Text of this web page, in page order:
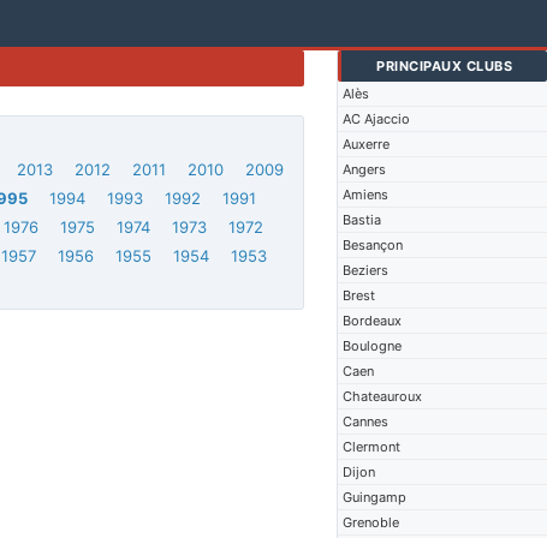
PRINCIPAUX CLUBS
Alès
AC Ajaccio
Auxerre
Angers
Amiens
Bastia
Besançon
Beziers
Brest
Bordeaux
Boulogne
Caen
Chateauroux
Cannes
Clermont
Dijon
Guingamp
Grenoble
2013 2012 2011 2010
2009
1994 1993 1992
1991
1976 1975 1974 1973
1972
1957 1956 1955 1954
1953